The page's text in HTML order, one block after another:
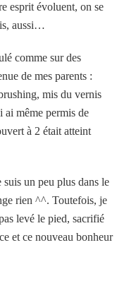
esprit évoluent, on se
aussi…
comme sur des
de mes parents :
mis du vernis
ai même permis de
à 2 était atteint
un peu plus dans le
rien ^^. Toutefois, je
levé le pied, sacrifié
et ce nouveau bonheur